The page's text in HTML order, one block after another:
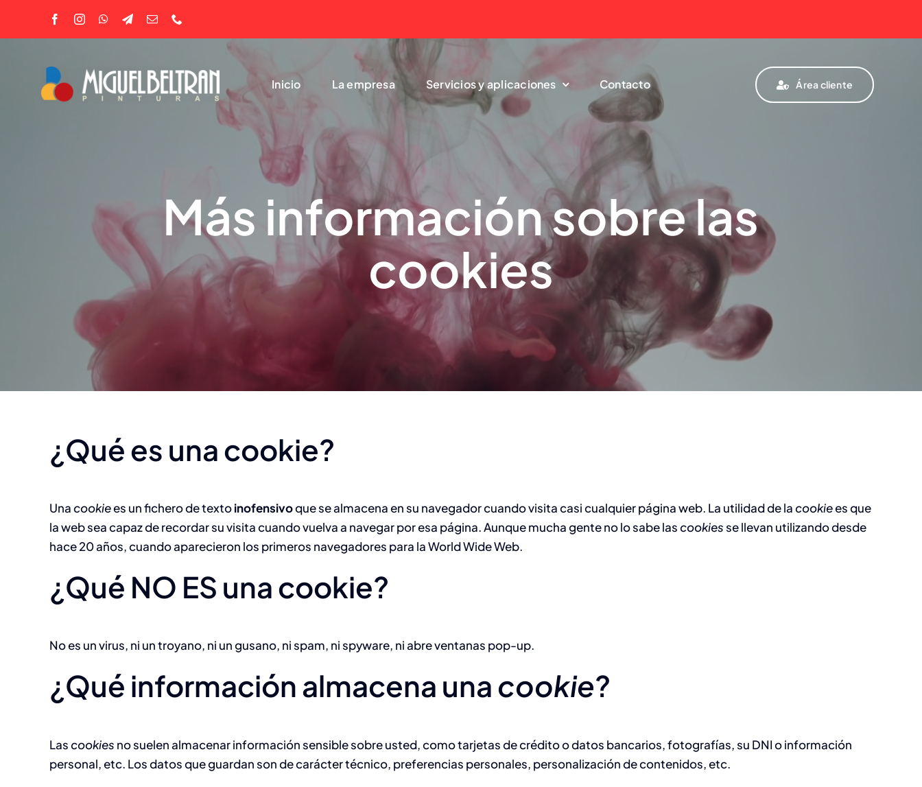
Inicio La empresa Servicios y aplicaciones
Soluciones para el pintado
Soluciones
industriales
Pintura de aplicación en la
Nuestra línea
decoración
Pintura y materiales en el
área de decoración.
Otros servicios de
pintura.
Tratamientos, anexos y
otras aplicaciones.
Contacto Área cliente
Más información sobre las
cookies
¿Qué es una cookie?
Unacookiees un fichero de textoinofensivoque se almacena en su navegador cuando visita casi cualquier página web. La utilidad de lacookiees que
la web sea capaz de recordar su visita cuando vuelva a navegar por esa página. Aunque mucha gente no lo sabe lascookiesse llevan utilizando desde
hace 20 años, cuando aparecieron los primeros navegadores para la World Wide Web.
¿Qué NO ES una cookie?
No es un virus, ni un troyano, ni un gusano, ni spam, ni spyware, ni abre ventanas pop-up.
¿Qué información almacena unacookie?
Lascookies no suelen almacenar información sensible sobre usted, como tarjetas de crédito o datos bancarios, fotografías, su DNI o información
personal, etc. Los datos que guardan son de carácter técnico, preferencias personales, personalización de contenidos, etc.